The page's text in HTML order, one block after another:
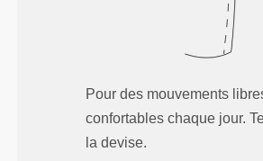
Pour des mouvements
confortables chaque jour.
la devise.